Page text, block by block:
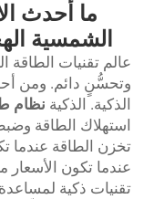
ما أحدث
الشمسية
عالم تقنيات الطاقة
وتحسُّنٍ دائم. ومن
الذكية. الذكية نظام
استهلاك الطاقة
تخزن الطاقة عندما
تقنيات ذكية